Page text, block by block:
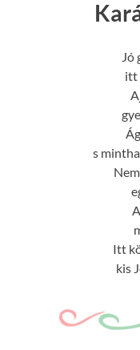
Jó
itt
s
Itt
kis